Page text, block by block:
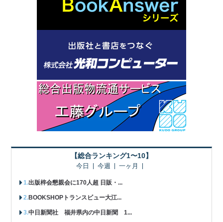
【総合ランキング1〜10】
今日 今週 一ヶ月
出版梓会懇親会に170人超 日販・...
BOOKSHOPトランスビュー大江...
中日新聞社 福井県内の中日新聞 1...